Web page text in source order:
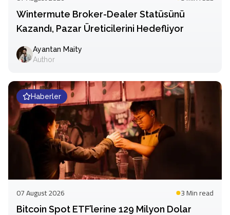
Wintermute Broker-Dealer Statüsünü
Kazandı, Pazar Üreticilerini Hedefliyor
Ayantan Maity
Author
Haberler
07 August 2026 3 Minread
Bitcoin Spot ETF’lerine 129 Milyon Dolar